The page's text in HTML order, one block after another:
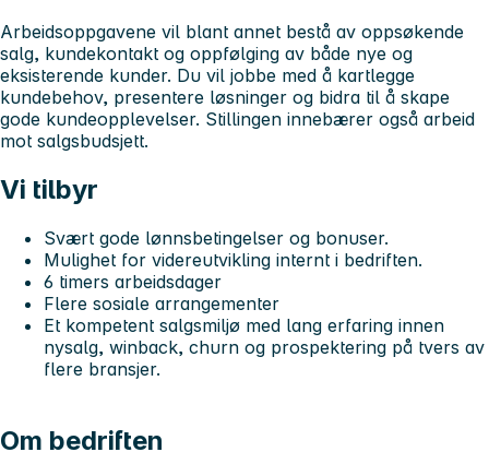
Arbeidsoppgavene vil blant annet bestå av oppsøkende
salg, kundekontakt og oppfølging av både nye og
eksisterende kunder. Du vil jobbe med å kartlegge
kundebehov, presentere løsninger og bidra til å skape
gode kundeopplevelser. Stillingen innebærer også arbeid
mot salgsbudsjett.
Vi tilbyr
Svært gode lønnsbetingelser og bonuser.
Mulighet for videreutvikling internt i bedriften.
6 timers arbeidsdager
Flere sosiale arrangementer
Et kompetent salgsmiljø med lang erfaring innen
nysalg, winback, churn og prospektering på tvers av
flere bransjer.
Om bedriften